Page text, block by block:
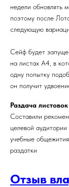
недели обновлять
поэтому после
следующую
Сейф будет
на листах А4, в
одну попытку
он получит
Раздача листовок
Составили
целевой
учебные
раздатки
Отзыв